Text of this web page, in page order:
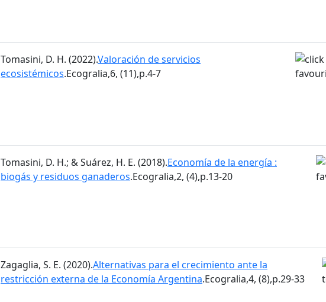
Tomasini, D. H. (2022).Valoración de servicios
ecosistémicos.Ecogralia,6, (11),p.4-7
Tomasini, D. H.; & Suárez, H. E. (2018).Economía de la energía :
biogás y residuos ganaderos.Ecogralia,2, (4),p.13-20
Zagaglia, S. E. (2020).Alternativas para el crecimiento ante la
restricción externa de la Economía Argentina.Ecogralia,4, (8),p.29-33